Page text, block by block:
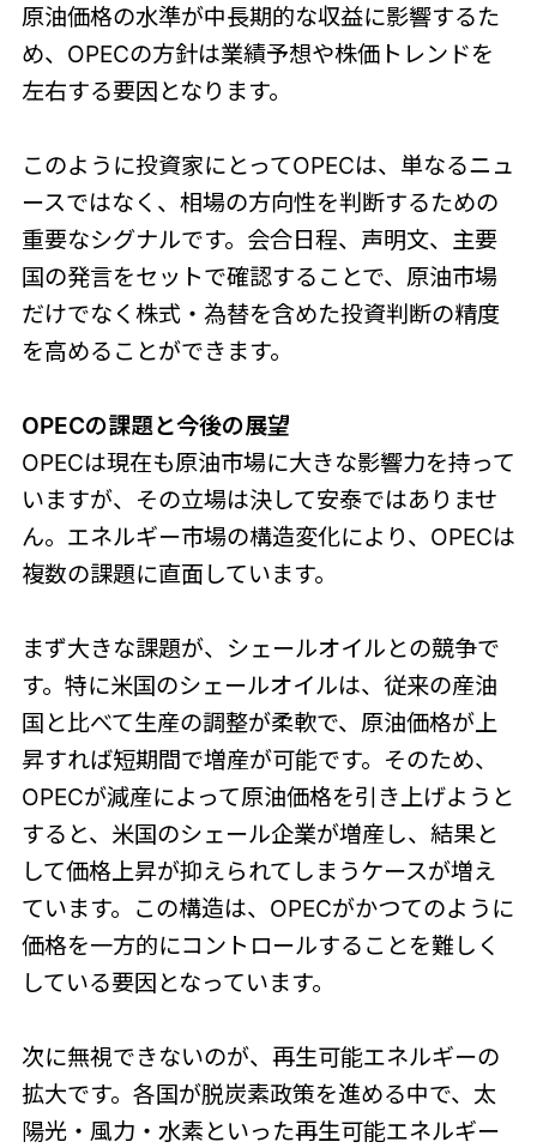
原油価格の水準が中長期的な収益に影響するた
め、OPECの方針は業績予想や株価トレンドを
左右する要因となります。
このように投資家にとってOPECは、単なるニュ
ースではなく、相場の方向性を判断するための
重要なシグナルです。会合日程、声明文、主要
国の発言をセットで確認することで、原油市場
だけでなく株式・為替を含めた投資判断の精度
を高めることができます。
OPECの課題と今後の展望
OPECは現在も原油市場に大きな影響力を持って
いますが、その立場は決して安泰ではありませ
ん。エネルギー市場の構造変化により、OPECは
複数の課題に直面しています。
まず大きな課題が、シェールオイルとの競争で
す。特に米国のシェールオイルは、従来の産油
国と比べて生産の調整が柔軟で、原油価格が上
昇すれば短期間で増産が可能です。そのため、
OPECが減産によって原油価格を引き上げようと
すると、米国のシェール企業が増産し、結果と
して価格上昇が抑えられてしまうケースが増え
ています。この構造は、OPECがかつてのように
価格を一方的にコントロールすることを難しく
している要因となっています。
次に無視できないのが、再生可能エネルギーの
拡大です。各国が脱炭素政策を進める中で、太
陽光・風力・水素といった再生可能エネルギー